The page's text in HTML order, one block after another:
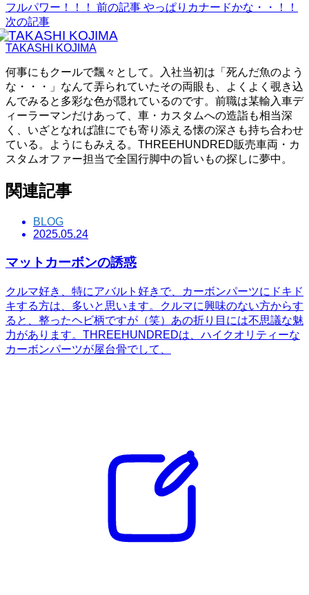
フルパワー！！！ 前の記事 やっぱりカナードかな・・！！
次の記事
TAKASHI KOJIMA
何事にもクールで飄々として。入社当初は「死んだ魚のよう
な・・・」なんて弄られていたその両眼も、よくよく覗き込
んでみると多彩な色が隠れているのです。前職は某輸入車デ
ィーラーマンだけあって、車・カスタムへの造詣も相当深
く、いざとなれば誰にでも寄り添える懐の深さも持ち合わせ
ている。ようにもみえる。THREEHUNDRED販売車両・カ
スタムオファー担当で全国行脚中の旨いもの探しに夢中。
関連記事
BLOG
2025.05.24
マットカーボンの誘惑
クルマ好き、特にアバルト好きで、カーボンパーツにドキド
キする方は、多いと思います。クルマに興味のない方からす
ると、整ったヘビ柄ですが（笑）あの折り目には不思議な魅
力があります。THREEHUNDREDは、ハイクオリティーな
カーボンパーツが屋台骨でして、